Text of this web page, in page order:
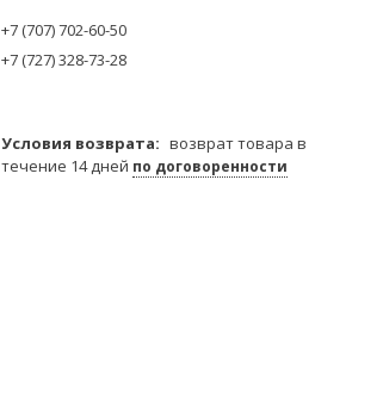
+7 (707) 702-60-50
+7 (727) 328-73-28
возврат товара в
течение 14 дней по договоренности